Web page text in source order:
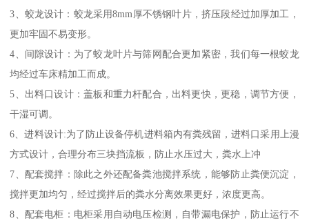
3、蛟龙设计：蛟龙采用8mm厚不锈钢叶片，挤压段经过加厚加工，
更加牢固不易变形。
4、间隙设计：为了蛟龙叶片与筛网配合更加紧密，我们每一根蛟龙
均经过车床精加工而成。
5、出料口设计：盖板和重力杆配合，出料更快，更稳，调节方便，
干湿可调。
6、进料设计:为了防止设备停机进料箱内有粪残留，进料口采用上漫
方式设计，合理分布三块挡流板，防止水压过大，粪水上冲
7、配套搅拌：除此之外还配备粪池搅拌系统，能够防止粪便沉淀，
搅拌更加均匀，经过搅拌后的粪水分离效果更好，浓度更高。
8、配套电柜：电柜采用自动电压检测，自带漏电保护，防止运行不